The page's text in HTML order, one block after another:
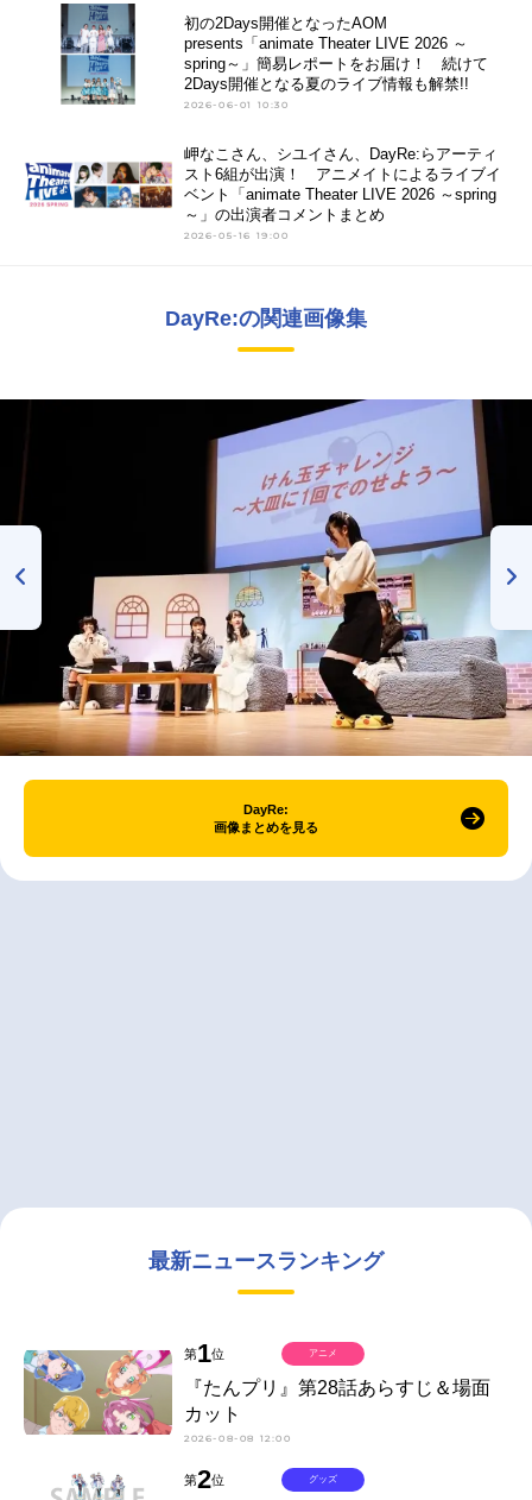
初の2Days開催となったAOM
presents「animate Theater LIVE 2026 ～
spring～」簡易レポートをお届け！ 続けて
2Days開催となる夏のライブ情報も解禁!!
2026-06-01 10:30
岬なこさん、シユイさん、DayRe:らアーティ
スト6組が出演！ アニメイトによるライブイ
ベント「animate Theater LIVE 2026 ～spring
～」の出演者コメントまとめ
2026-05-16 19:00
DayRe:の関連画像集
DayRe:
画像まとめを見る
最新ニュースランキング
第1位
『たんプリ』第28話あらすじ＆場面
カット
2026-08-08 12:00
アニメ
第2位 グッズ